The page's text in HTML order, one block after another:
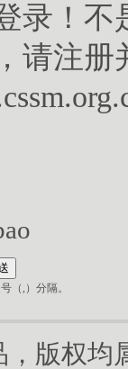
录！不
请注册
（,）分隔。
，版权